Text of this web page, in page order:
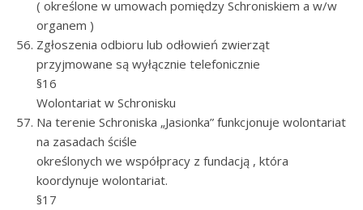
( określone w umowach pomiędzy Schroniskiem a w/w
organem )
Zgłoszenia odbioru lub odłowień zwierząt
przyjmowane są wyłącznie telefonicznie
§16
Wolontariat w Schronisku
Na terenie Schroniska „Jasionka” funkcjonuje wolontariat
na zasadach ściśle
określonych we współpracy z fundacją , która
koordynuje wolontariat.
§17